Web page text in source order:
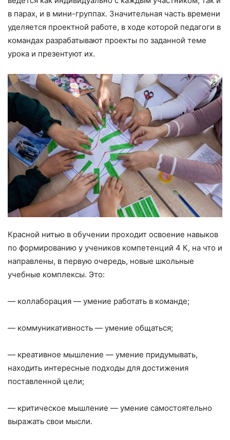
в парах, и в мини-группах. Значительная часть времени
уделяется проектной работе, в ходе которой педагоги в
командах разрабатывают проекты по заданной теме
урока и презентуют их.
Красной нитью в обучении проходит освоение навыков
по формированию у учеников компетенций 4 К, на что и
направлены, в первую очередь, новые школьные
учебные комплексы. Это:
— коллаборация — умение работать в команде;
— коммуникативность — умение общаться;
— креативное мышление — умение придумывать,
находить интересные подходы для достижения
поставленной цели;
— критическое мышление — умение самостоятельно
выражать свои мысли.